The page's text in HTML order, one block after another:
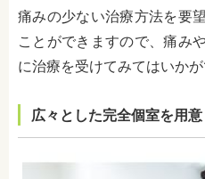
痛みの少ない治療方法を要
ことができますので、痛み
に治療を受けてみてはいか
広々とした完全個室を用意